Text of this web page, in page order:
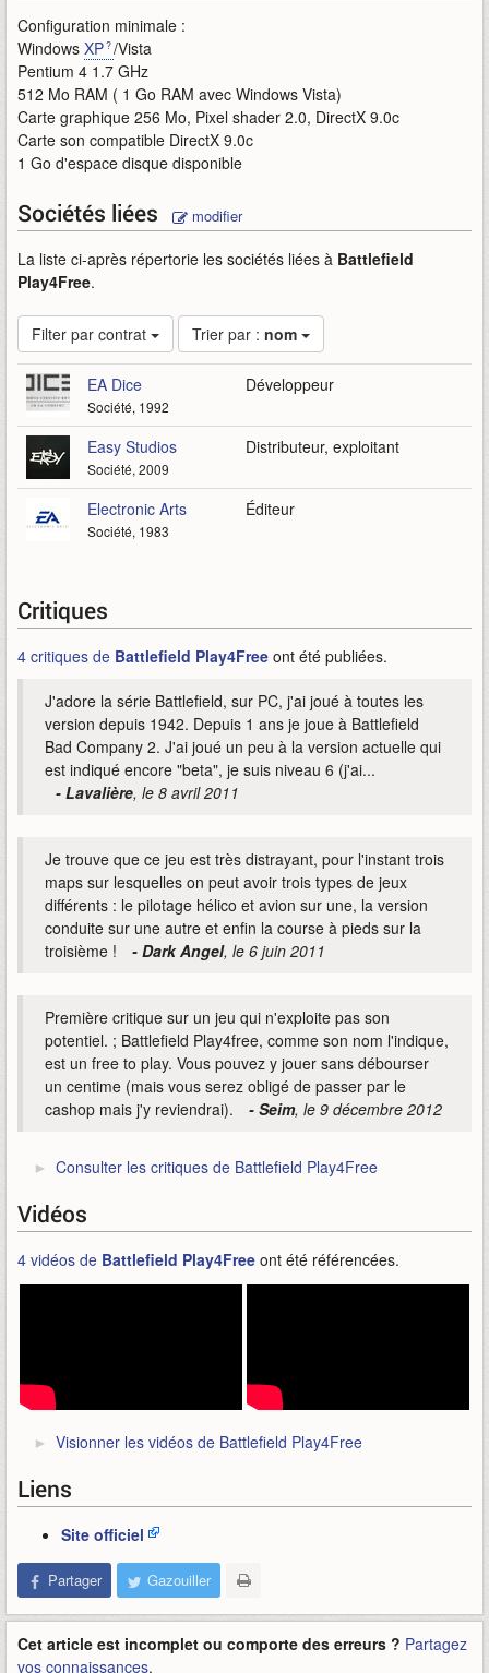
Configuration minimale :
Windows XP /Vista
Pentium 4 1.7 GHz
512 Mo RAM ( 1 Go RAM avec Windows Vista)
Carte graphique 256 Mo, Pixel shader 2.0, DirectX 9.0c
Carte son compatible DirectX 9.0c
1 Go d'espace disque disponible
Sociétés liées modifier
La liste ci-après répertorie les sociétés liées à Battlefield
Play4Free.
Filter par contrat Trier par : nom
EA Dice
Société, 1992
Développeur
Easy Studios
Société, 2009
Distributeur, exploitant
Electronic Arts
Société, 1983
Éditeur
Critiques
4 critiques de Battlefield Play4Free ont été publiées.
J'adore la série Battlefield, sur PC, j'ai joué à toutes les
version depuis 1942. Depuis 1 ans je joue à Battlefield
Bad Company 2. J'ai joué un peu à la version actuelle qui
est indiqué encore "beta", je suis niveau 6 (j'ai...
- Lavalière, le 8 avril 2011
Je trouve que ce jeu est très distrayant, pour l'instant trois
maps sur lesquelles on peut avoir trois types de jeux
différents : le pilotage hélico et avion sur une, la version
conduite sur une autre et enfin la course à pieds sur la
troisième !
- Dark Angel, le 6 juin 2011
Première critique sur un jeu qui n'exploite pas son
potentiel. ; Battlefield Play4free, comme son nom l'indique,
est un free to play. Vous pouvez y jouer sans débourser
un centime (mais vous serez obligé de passer par le
cashop mais j'y reviendrai).
- Seim, le 9 décembre 2012
Consulter les critiques de Battlefield Play4Free
Vidéos
4 vidéos de Battlefield Play4Free ont été référencées.
Visionner les vidéos de Battlefield Play4Free
Liens
Site officiel
Partager Gazouiller
Cet article est incomplet ou comporte des erreurs ? Partagez
vos connaissances.